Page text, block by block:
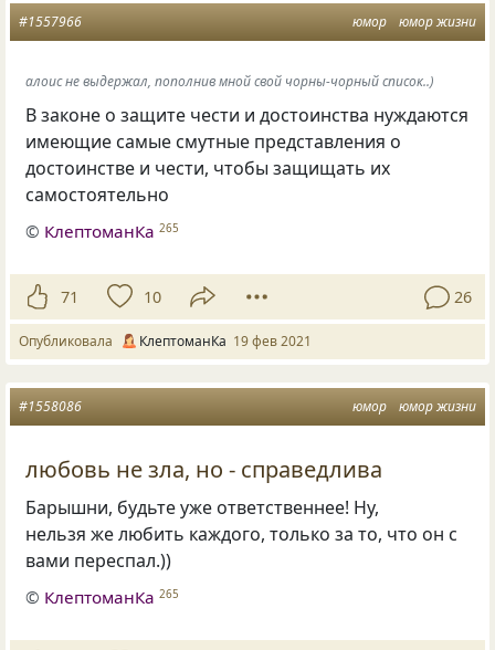
юмор юмор жизни
#1557966
алоис не выдержал, пополнив мной свой чорны-чорный список..)
В законе о защите чести и достоинства нуждаются
имеющие самые смутные представления о
достоинстве и чести, чтобы защищать их
самостоятельно
© КлептоманКа 265
71 10 26
Опубликовала КлептоманКа 19 фев 2021
юмор юмор жизни
#1558086
любовь не зла, но - справедлива
Барышни, будьте уже ответственнее! Ну,
нельзя же любить каждого, только за то, что он с
вами переспал.))
© КлептоманКа 265